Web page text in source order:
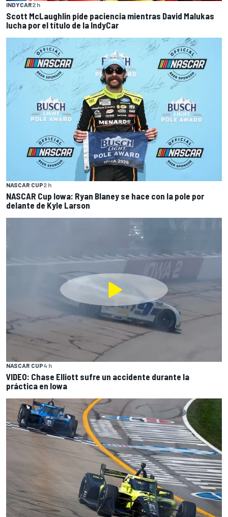
INDYCAR2 h
Scott McLaughlin pide paciencia mientras David Malukas
lucha por el título de la IndyCar
NASCAR CUP2 h
NASCAR Cup Iowa: Ryan Blaney se hace con la pole por
delante de Kyle Larson
NASCAR CUP4 h
VIDEO: Chase Elliott sufre un accidente durante la
práctica en Iowa